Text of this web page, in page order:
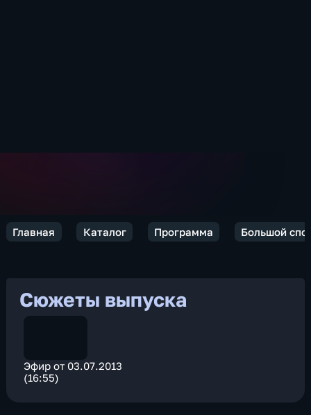
Главная Каталог Программа Большой
Сюжеты выпуска
Эфир от 03.07.2013
(16:55)